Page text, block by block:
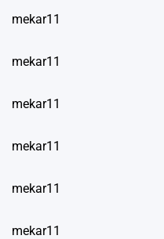
mekar11
mekar11
mekar11
mekar11
mekar11
mekar11